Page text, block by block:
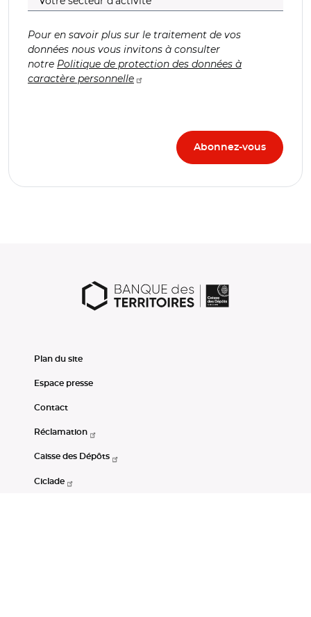
Pour en savoir plus sur le traitement de vos
données nous vous invitons à consulter
notre Politique de protection des données à
caractère personnelle
Plan du site
Espace presse
Contact
Réclamation
Caisse des Dépôts
Ciclade